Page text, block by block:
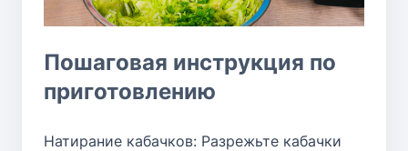
Пошаговая инструкция по
приготовлению
Натирание кабачков: Разрежьте кабачки